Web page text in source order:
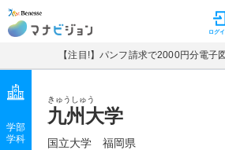
マナビジョン ログ
【注目!】パンフ請求で2000円分電子
きゅうしゅう
九州大学
国立大学 福岡県
学部
学科